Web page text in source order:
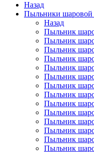
Назад
Пыльники
Назад
Пыльник
Пыльник
Пыльник
Пыльник
Пыльник
Пыльник
Пыльник
Пыльник
Пыльник
Пыльник
Пыльник
Пыльник
Пыльник
Пыльник